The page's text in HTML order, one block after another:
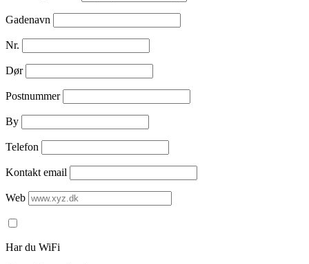
Gadenavn
Nr.
Dør
Postnummer
By
Telefon
Kontakt email
Web
Har du WiFi